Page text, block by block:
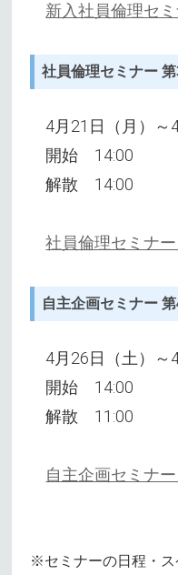
新入社員倫理セ
社員倫理セミナー 第
4月21日（月）～
開始 14:00
解散 14:00
社員倫理セミナ
自主企画セミナー 第
4月26日（土）～
開始 14:00
解散 11:00
自主企画セミナ
※セミナーの日程・ス